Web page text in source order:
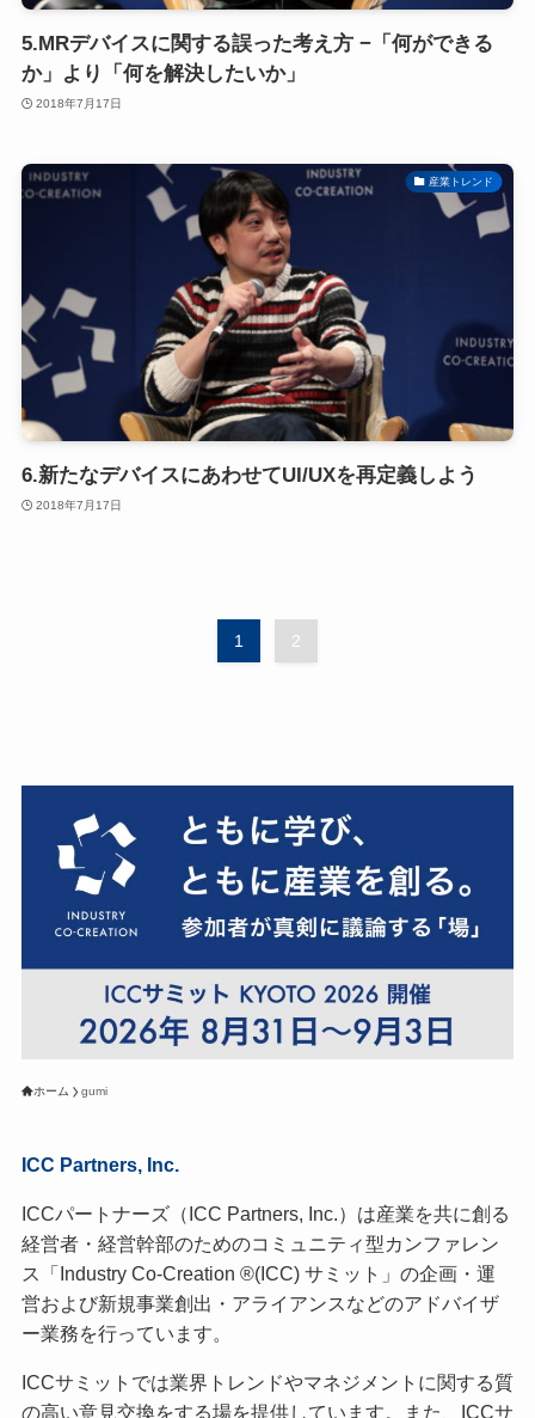
5.MRデバイスに関する誤った考え方 −「何ができる
か」より「何を解決したいか」
2018年7月17日
産業トレンド
6.新たなデバイスにあわせてUI/UXを再定義しよう
2018年7月17日
1 2
ホーム gumi
ICC Partners, Inc.
ICCパートナーズ（ICC Partners, Inc.）は産業を共に創る
経営者・経営幹部のためのコミュニティ型カンファレン
ス「Industry Co-Creation ®(ICC) サミット」の企画・運
営および新規事業創出・アライアンスなどのアドバイザ
ー業務を行っています。
ICCサミットでは業界トレンドやマネジメントに関する質
の高い意見交換をする場を提供しています。また、ICCサ